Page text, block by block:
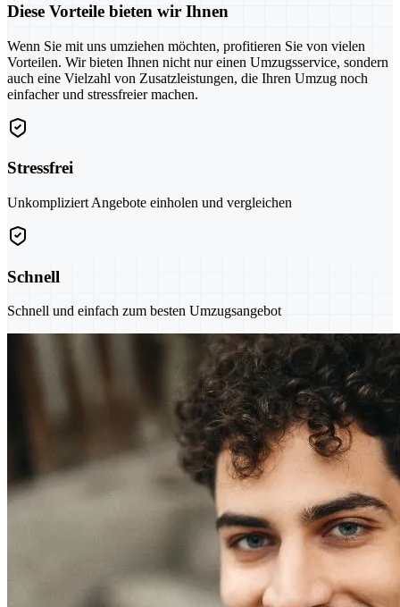
Diese Vorteile bieten wir Ihnen
Wenn Sie mit uns umziehen möchten, profitieren Sie von vielen
Vorteilen. Wir bieten Ihnen nicht nur einen Umzugsservice, sondern
auch eine Vielzahl von Zusatzleistungen, die Ihren Umzug noch
einfacher und stressfreier machen.
Stressfrei
Unkompliziert Angebote einholen und vergleichen
Schnell
Schnell und einfach zum besten Umzugsangebot